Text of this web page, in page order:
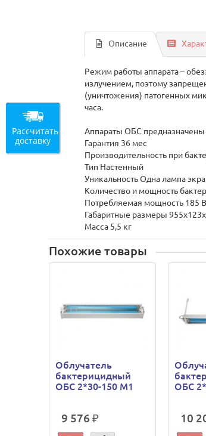
Описание
Режим работы аппарата –
излучением, поэтому
(уничтожения) патогенных
часа.
Аппараты ОБС предназначены
Гарантия 36 мес
Производительность при
Тип Настенный
Уникальность Одна лампа
Количество и мощность
Потребляемая мощность 185
Габаритные размеры
Масса 5,5 кг
Похожие товары
Облучатель
бактерицидный
ОБС 2*30-150 М1
9 576 ₽
ОБС
10
Рассчитать
доставку